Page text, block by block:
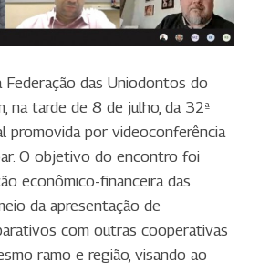
Federação das Uniodontos do
na tarde de 8 de julho, da 32ª
promovida por videoconferência
O objetivo do encontro foi
econômico-financeira das
da apresentação de
com outras cooperativas
ramo e região, visando ao